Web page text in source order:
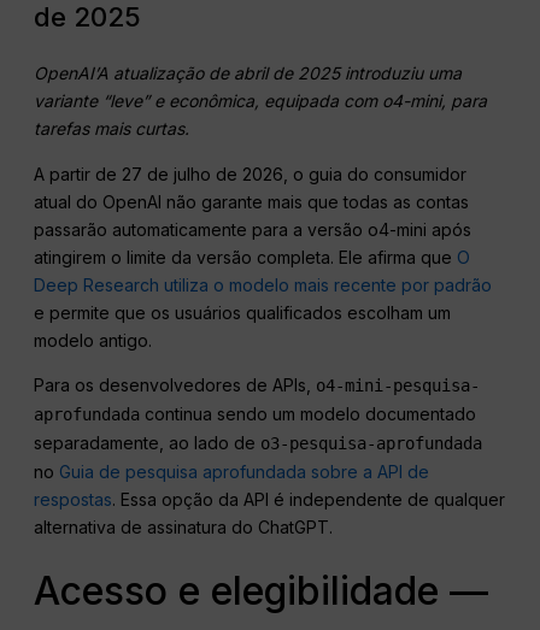
de 2025
OpenAI’A atualização de abril de 2025 introduziu uma
variante “leve” e econômica, equipada com o4-mini, para
tarefas mais curtas.
A partir de 27 de julho de 2026, o guia do consumidor
atual do OpenAI não garante mais que todas as contas
passarão automaticamente para a versão o4-mini após
atingirem o limite da versão completa. Ele afirma que O
Deep Research utiliza o modelo mais recente por padrão
e permite que os usuários qualificados escolham um
modelo antigo.
Para os desenvolvedores de APIs, o4-mini-pesquisa-
aprofundada continua sendo um modelo documentado
separadamente, ao lado de o3-pesquisa-aprofundada
no Guia de pesquisa aprofundada sobre a API de
respostas. Essa opção da API é independente de qualquer
alternativa de assinatura do ChatGPT.
Acesso e elegibilidade —